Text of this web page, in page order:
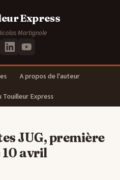
Express
Martignole
A propos de l'auteur
Touilleur Express
JUG, première
10 avril